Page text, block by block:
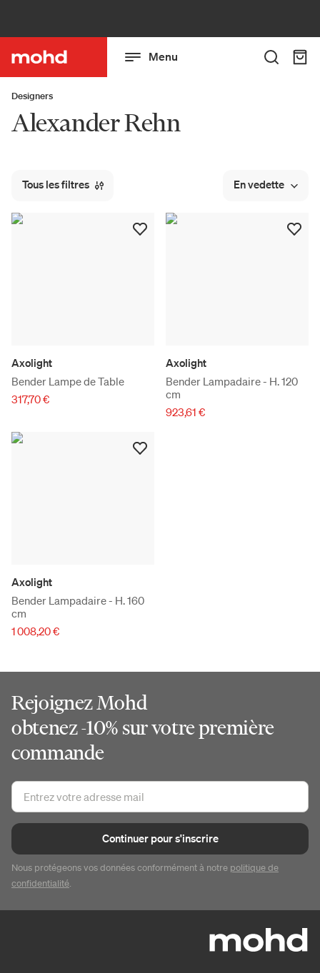
Menu
Designers
Alexander Rehn
Tous les filtres En vedette
Axolight
Bender Lampe de Table
317,70 €
Axolight
Bender Lampadaire - H. 120
cm
923,61 €
Axolight
Bender Lampadaire - H. 160
cm
1 008,20 €
Rejoignez Mohd
obtenez -10% sur votre première
commande
Continuer pour s'inscrire
Nous protégeons vos données conformément à notre politique de
confidentialité.